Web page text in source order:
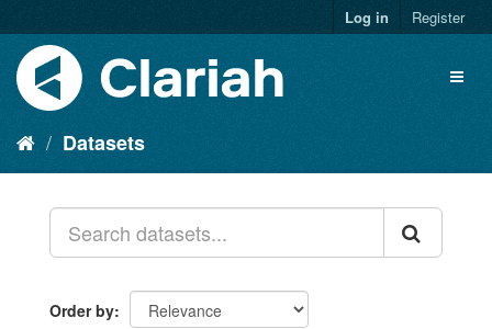
Log in Register
Datasets
Order by